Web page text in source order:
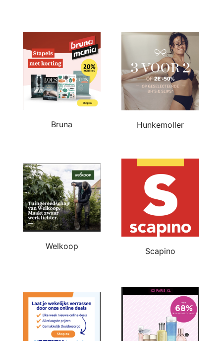
Bruna Hunkemoller
Welkoop
Scapino